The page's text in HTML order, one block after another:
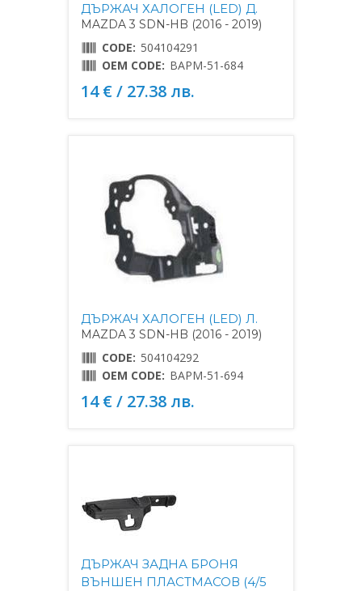
ДЪРЖАЧ ХАЛОГЕН (LED) Д.
MAZDA 3 SDN-HB (2016 - 2019)
CODE: 504104291
OEM CODE: BAPM-51-684
14 € / 27.38 лв.
ДЪРЖАЧ ХАЛОГЕН (LED) Л.
MAZDA 3 SDN-HB (2016 - 2019)
CODE: 504104292
OEM CODE: BAPM-51-694
14 € / 27.38 лв.
ДЪРЖАЧ ЗАДНА БРОНЯ
ВЪНШЕН ПЛАСТМАСОВ (4/5